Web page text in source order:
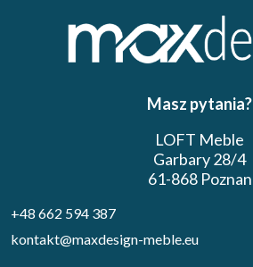
Masz pytania?
LOFT Meble
Garbary 28/4
61-868 Poznan
+48 662 594 387
kontakt@maxdesign-meble.eu